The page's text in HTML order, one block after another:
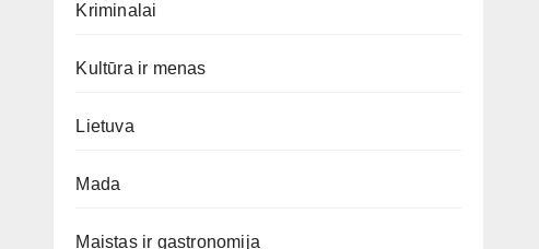
Kriminalai
Kultūra ir menas
Lietuva
Mada
Maistas ir gastronomija